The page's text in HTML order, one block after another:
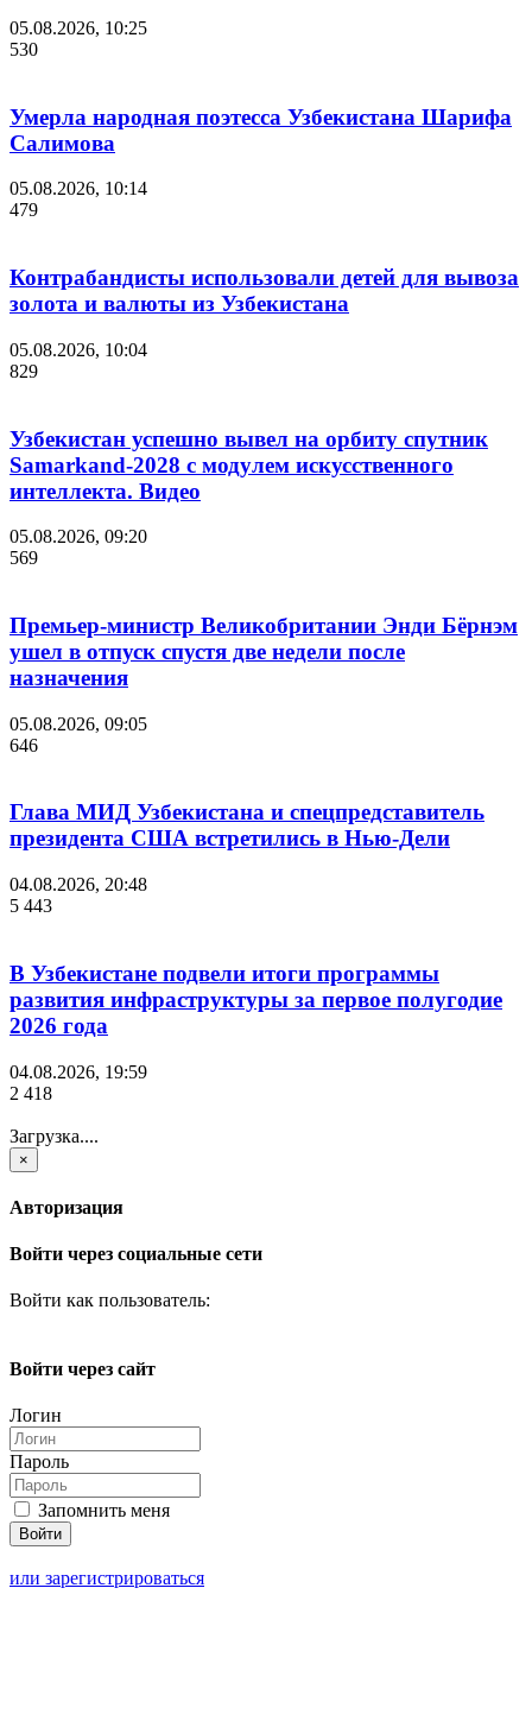
05.08.2026, 10:25
530
Умерла народная поэтесса Узбекистана Шарифа
Салимова
05.08.2026, 10:14
479
Контрабандисты использовали детей для вывоза
золота и валюты из Узбекистана
05.08.2026, 10:04
829
Узбекистан успешно вывел на орбиту спутник
Samarkand-2028 с модулем искусственного
интеллекта. Видео
05.08.2026, 09:20
569
Премьер-министр Великобритании Энди Бёрнэм
ушел в отпуск спустя две недели после
назначения
05.08.2026, 09:05
646
Глава МИД Узбекистана и спецпредставитель
президента США встретились в Нью-Дели
04.08.2026, 20:48
5 443
В Узбекистане подвели итоги программы
развития инфраструктуры за первое полугодие
2026 года
04.08.2026, 19:59
2 418
Загрузка....
×
Авторизация
Войти через социальные сети
Войти как пользователь:
Войти через сайт
Логин
Пароль
Запомнить меня
или зарегистрироваться